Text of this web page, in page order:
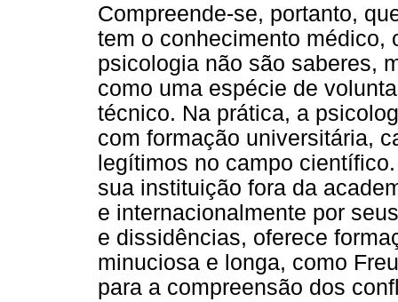
Compreende-se, portanto,
tem o conhecimento médico,
psicologia não são saberes,
como uma espécie de
técnico. Na prática, a
com formação universitária,
legítimos no campo
sua instituição fora da
e internacionalmente por
e dissidências, oferece
minuciosa e longa, como
para a compreensão dos